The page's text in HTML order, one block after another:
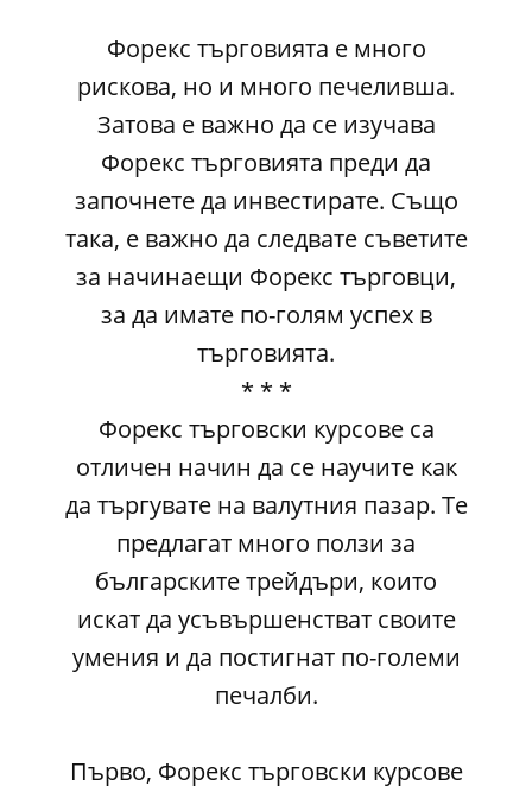
Форекс търговията е много
рискова, но и много печеливша.
Затова е важно да се изучава
Форекс търговията преди да
започнете да инвестирате. Също
така, е важно да следвате съветите
за начинаещи Форекс търговци,
за да имате по-голям успех в
търговията.
* * *
Форекс търговски курсове са
отличен начин да се научите как
да търгувате на валутния пазар. Те
предлагат много ползи за
българските трейдъри, които
искат да усъвършенстват своите
умения и да постигнат по-големи
печалби.
Първо, Форекс търговски курсове